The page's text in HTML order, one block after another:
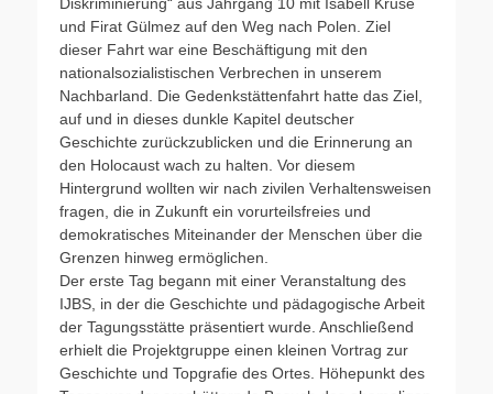
und Firat Gülmez auf den Weg nach Polen. Ziel
dieser Fahrt war eine Beschäftigung mit den
nationalsozialistischen Verbrechen in unserem
Nachbarland. Die Gedenkstättenfahrt hatte das Ziel,
auf und in dieses dunkle Kapitel deutscher
Geschichte zurückzublicken und die Erinnerung an
den Holocaust wach zu halten. Vor diesem
Hintergrund wollten wir nach zivilen Verhaltensweisen
fragen, die in Zukunft ein vorurteilsfreies und
demokratisches Miteinander der Menschen über die
Grenzen hinweg ermöglichen.
Der erste Tag begann mit einer Veranstaltung des
IJBS, in der die Geschichte und pädagogische Arbeit
der Tagungsstätte präsentiert wurde. Anschließend
erhielt die Projektgruppe einen kleinen Vortrag zur
Geschichte und Topgrafie des Ortes. Höhepunkt des